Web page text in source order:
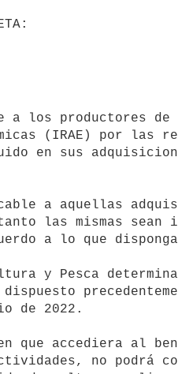
(IRAE) por
en sus
las mismas sean
a lo que
dispuesto
de 2022.
no podrá